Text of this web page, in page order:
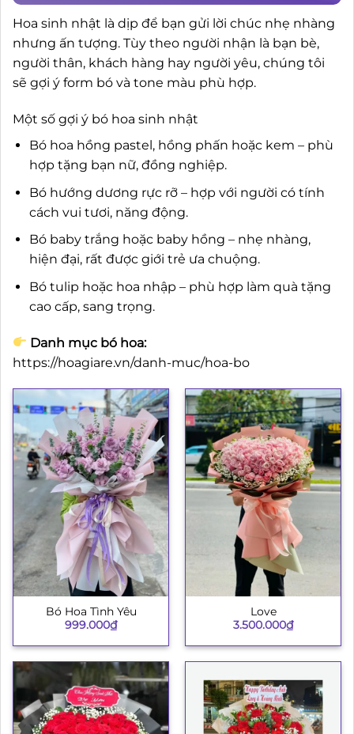
Hoa sinh nhật là dịp để bạn gửi lời chúc nhẹ nhàng
nhưng ấn tượng. Tùy theo người nhận là bạn bè,
người thân, khách hàng hay người yêu, chúng tôi
sẽ gợi ý form bó và tone màu phù hợp.
Một số gợi ý bó hoa sinh nhật
Bó hoa hồng pastel, hồng phấn hoặc kem – phù
hợp tặng bạn nữ, đồng nghiệp.
Bó hướng dương rực rỡ – hợp với người có tính
cách vui tươi, năng động.
Bó baby trắng hoặc baby hồng – nhẹ nhàng,
hiện đại, rất được giới trẻ ưa chuộng.
Bó tulip hoặc hoa nhập – phù hợp làm quà tặng
cao cấp, sang trọng.
Danh mục bó hoa:
https://hoagiare.vn/danh-muc/hoa-bo
Bó Hoa Tình Yêu
999.000₫
Love
3.500.000₫